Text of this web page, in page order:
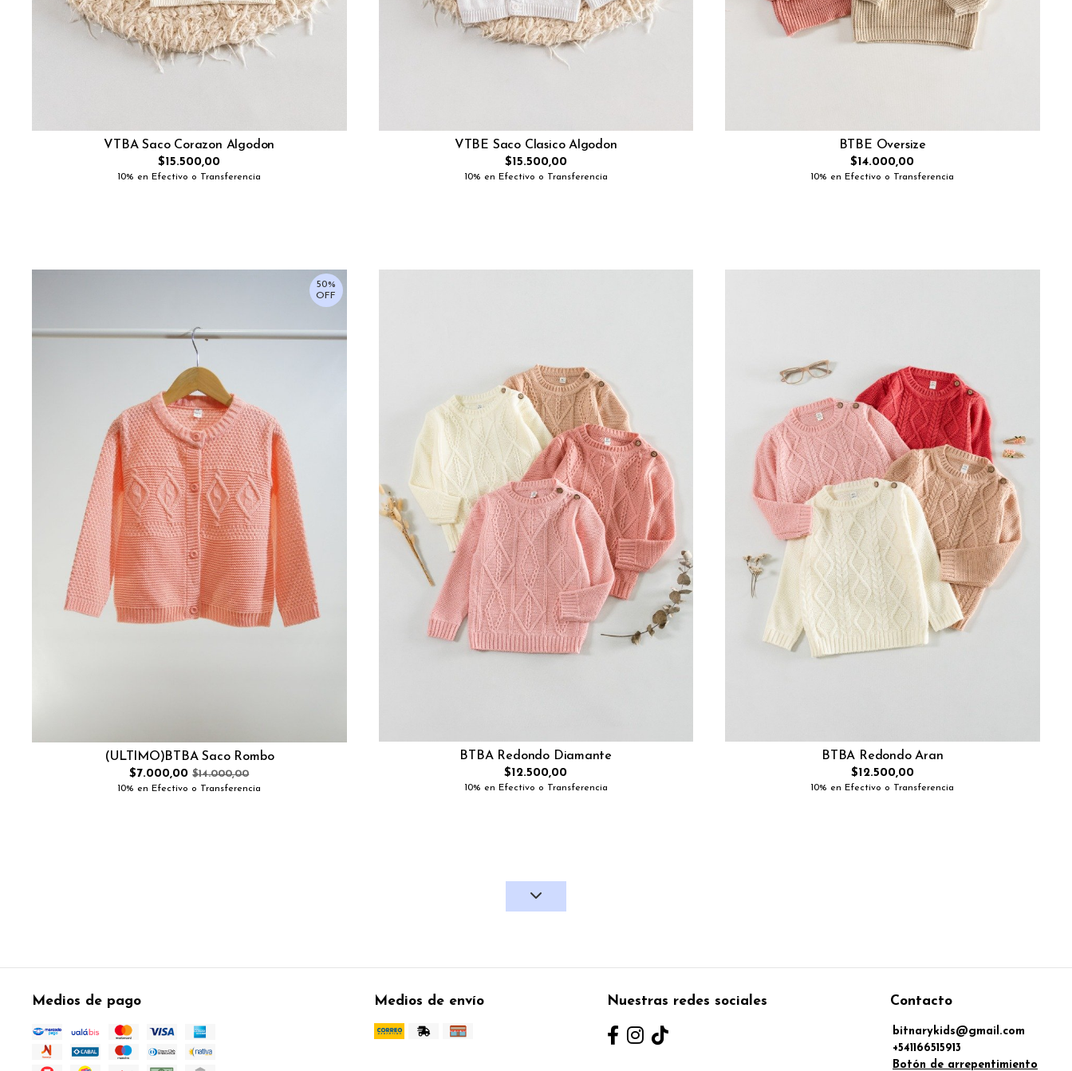
VTBA Saco Corazon Algodon
$15.500,00
10% en Efectivo o Transferencia
VTBE Saco Clasico Algodon
$15.500,00
10% en Efectivo o Transferencia
BTBE Oversize
$14.000,00
10% en Efectivo o Transferencia
50%
OFF
(ULTIMO)BTBA Saco Rombo
$7.000,00 $14.000,00
10% en Efectivo o Transferencia
BTBA Redondo Diamante
$12.500,00
10% en Efectivo o Transferencia
BTBA Redondo Aran
$12.500,00
10% en Efectivo o Transferencia
Medios de pago Medios de envío Nuestras redes sociales Contacto
bitnarykids@gmail.com
+541166515913
Botón de arrepentimiento